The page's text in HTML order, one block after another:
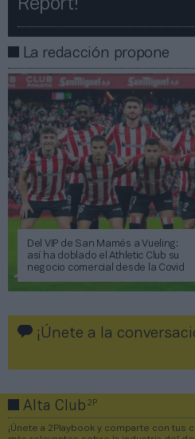
Report!​​
La redacción propone
Del VIP de San Mamés a Vueling:
así ha doblado el Athletic Club su
negocio comercial desde la Covid
¡Únete a la
Alta Club2P
¡Únete a 2Playbook y comparte con tus